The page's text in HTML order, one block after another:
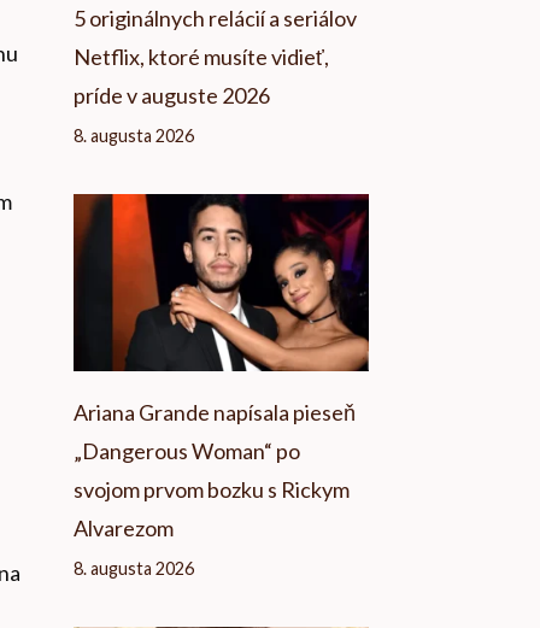
5 originálnych relácií a seriálov
Netflix, ktoré musíte vidieť,
príde v auguste 2026
8. augusta 2026
Ariana Grande napísala pieseň
„Dangerous Woman“ po
svojom prvom bozku s Rickym
Alvarezom
8. augusta 2026